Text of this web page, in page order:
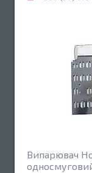
Випарювач